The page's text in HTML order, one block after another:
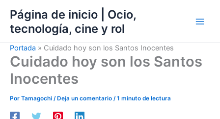
contenido
Página de inicio | Ocio,
tecnología, cine y rol
Portada » Cuidado hoy son los Santos Inocentes
Cuidado hoy son los Santos
Inocentes
Por Tamagochi / Deja un comentario /1 minuto de lectura